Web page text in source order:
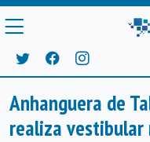
Anhanguera de
realiza vestibular